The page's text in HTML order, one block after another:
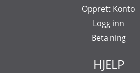
Opprett Konto
Logg inn
Betalning
HJELP